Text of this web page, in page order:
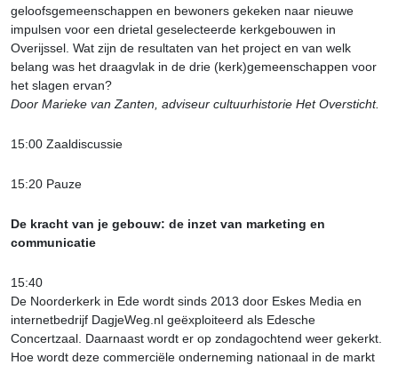
geloofsgemeenschappen en bewoners gekeken naar nieuwe
impulsen voor een drietal geselecteerde kerkgebouwen in
Overijssel. Wat zijn de resultaten van het project en van welk
belang was het draagvlak in de drie (kerk)gemeenschappen voor
het slagen ervan?
Door Marieke van Zanten, adviseur cultuurhistorie Het Oversticht.
15:00 Zaaldiscussie
15:20 Pauze
De kracht van je gebouw: de inzet van marketing en
communicatie
15:40
De Noorderkerk in Ede wordt sinds 2013 door Eskes Media en
internetbedrijf DagjeWeg.nl geëxploiteerd als Edesche
Concertzaal. Daarnaast wordt er op zondagochtend weer gekerkt.
Hoe wordt deze commerciële onderneming nationaal in de markt